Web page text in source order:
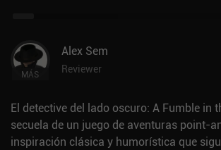
MÁS
Alex Sem
Reviewer
El detective del lado oscuro: A Fumble in
secuela de un juego de aventuras point-
inspiración clásica y humorística que